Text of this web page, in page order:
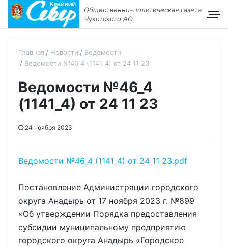
Общественно–политическая газета
Чукотского АО
Главная Новости
Ведомости
Ведомости №46_4 (1141_4) от 24 11 23
Ведомости №46_4
(1141_4) от 24 11 23
24 ноября 2023
Ведомости №46_4 (1141_4) от 24 11 23.pdf
Постановление Администрации городского
округа Анадырь от 17 ноября 2023 г. №899
«Об утверждении Порядка предоставления
субсидии муниципальному предприятию
городского округа Анадырь «Городское